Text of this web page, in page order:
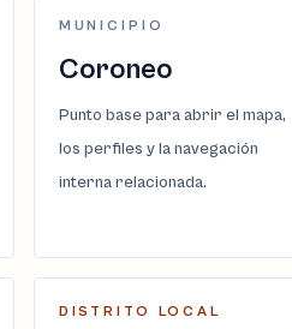
MUNICIPIO
Coroneo
Punto base para abrir el mapa,
los perfiles y la navegación
interna relacionada.
DISTRITO LOCAL